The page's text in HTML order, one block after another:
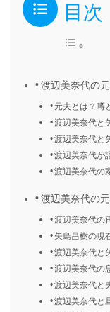
目次
渡辺美奈代の
元夫とは？噂
渡辺美奈代と
渡辺美奈代と
渡辺美奈代が
渡辺美奈代の
渡辺美奈代の
渡辺美奈代の
矢島昌樹の現
渡辺美奈代と
渡辺美奈代の
渡辺美奈代と
渡辺美奈代と